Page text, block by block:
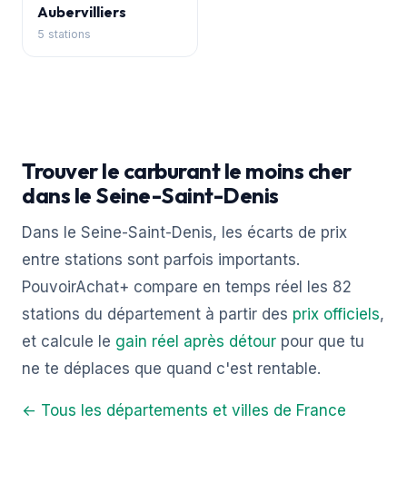
Aubervilliers
5 stations
Trouver le carburant le moins cher
dans le Seine-Saint-Denis
Dans le Seine-Saint-Denis, les écarts de prix
entre stations sont parfois importants.
PouvoirAchat+ compare en temps réel les 82
stations du département à partir des prix officiels,
et calcule le gain réel après détour pour que tu
ne te déplaces que quand c'est rentable.
← Tous les départements et villes de France